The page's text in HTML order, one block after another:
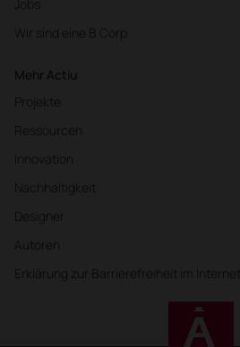
Jobs
Wir sind eine B Corp
Mehr Actiu
Projekte
Ressourcen
Innovation
Nachhaltigkeit
Designer
Autoren
Erklärung zur Barrierefreiheit im Internet